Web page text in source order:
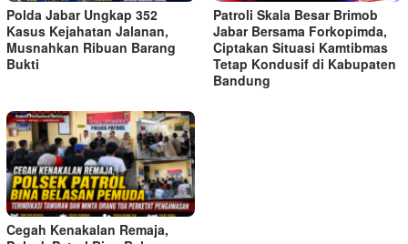
Polda Jabar Ungkap 352
Kasus Kejahatan Jalanan,
Musnahkan Ribuan Barang
Bukti
Patroli Skala Besar Brimob
Jabar Bersama Forkopimda,
Ciptakan Situasi Kamtibmas
Tetap Kondusif di Kabupaten
Bandung
Cegah Kenakalan Remaja,